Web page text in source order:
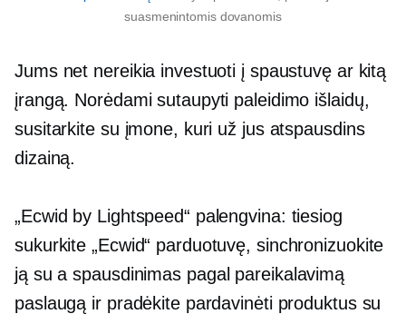
suasmenintomis dovanomis
Jums net nereikia investuoti į spaustuvę ar kitą
įrangą. Norėdami sutaupyti paleidimo išlaidų,
susitarkite su įmone, kuri už jus atspausdins
dizainą.
„Ecwid by Lightspeed“ palengvina: tiesiog
sukurkite „Ecwid“ parduotuvę, sinchronizuokite
ją su aspausdinimas pagal pareikalavimą
paslaugą ir pradėkite pardavinėti produktus su